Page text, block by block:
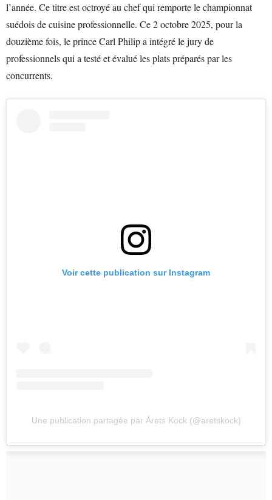
l’année. Ce titre est octroyé au chef qui remporte le championnat
suédois de cuisine professionnelle. Ce 2 octobre 2025, pour la
douzième fois, le prince Carl Philip a intégré le jury de
professionnels qui a testé et évalué les plats préparés par les
concurrents.
Voir cette publication sur Instagram
Une publication partagée par Årets Kock (@aretskock)